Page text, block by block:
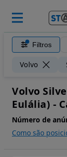
Filtros
Volvo
Volvo
Eulália) -
Número de
Como são